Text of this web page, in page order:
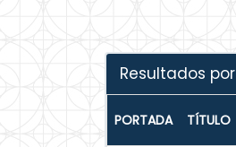
Resultados
PORTADA TÍTULO